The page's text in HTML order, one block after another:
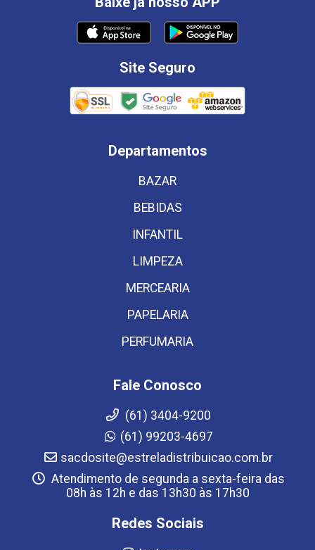
Site Seguro
Departamentos
BAZAR
BEBIDAS
INFANTIL
LIMPEZA
MERCEARIA
PAPELARIA
PERFUMARIA
Fale Conosco
(61) 3404-9200
(61) 99203-4697
sacdosite@estreladistribuicao.com.br
Atendimento de segunda a sexta-feira das
08h às 12h e das 13h30 às 17h30
Redes Sociais